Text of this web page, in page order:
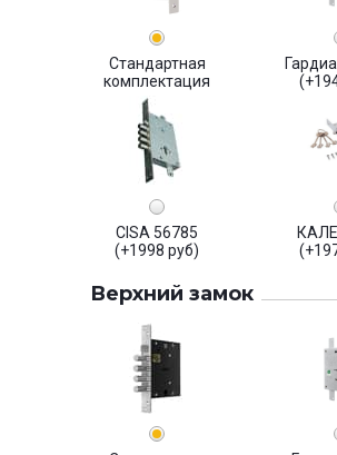
Стандартная
комплектация
CISA 56785
(+1998 руб)
Верхний замок